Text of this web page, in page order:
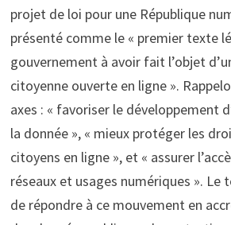
projet de loi pour une République
présenté comme le « premier texte
gouvernement à avoir fait l’objet
citoyenne ouverte en ligne ».
axes : « favoriser le développement
la donnée », « mieux protéger les
citoyens en ligne », et « assurer
réseaux et usages numériques ».
de répondre à ce mouvement en